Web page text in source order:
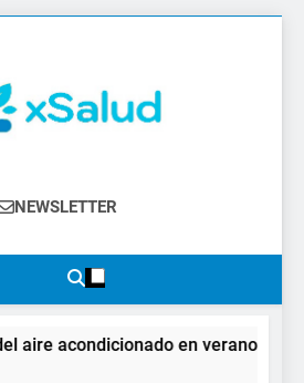
Del Sector Salud. Congresos Y
Atención Primaria,
Especialistas, Farmacia, Etc…
NEWSLETTER
aire acondicionado en verano: